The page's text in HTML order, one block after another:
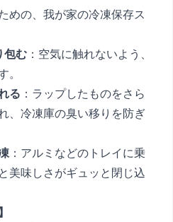
めの、我が家の冷凍保存ス
包む ：空気に触れないよう、
。
る ：ラップしたものをさら
、冷凍庫の臭い移りを防ぎ
：アルミなどのトレイに乗
美味しさがギュッと閉じ込